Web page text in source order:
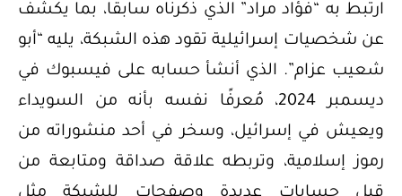
ارتبط به “فؤاد مراد” الذي ذكرناه سابقًا، بما يكشف
عن شخصيات إسرائيلية تقود هذه الشبكة، يليه “أبو
شعيب عزام”. الذي أنشأ حسابه على فيسبوك في
ديسمبر 2024، مُعرفًا نفسه بأنه من السويداء
ويعيش في إسرائيل، وسخر في أحد منشوراته من
رموز إسلامية، وتربطه علاقة صداقة ومتابعة من